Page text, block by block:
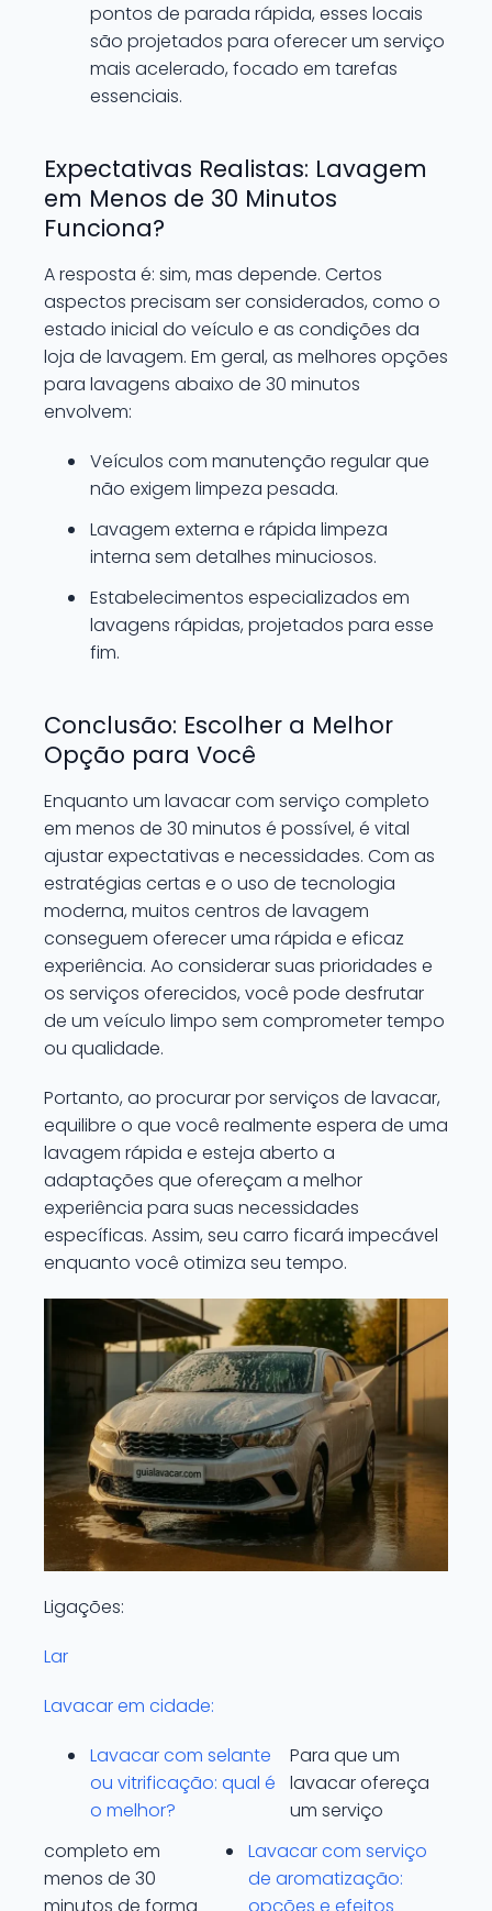
pontos de parada rápida, esses locais
são projetados para oferecer um serviço
mais acelerado, focado em tarefas
essenciais.
Expectativas Realistas: Lavagem
em Menos de 30 Minutos
Funciona?
A resposta é: sim, mas depende. Certos
aspectos precisam ser considerados, como o
estado inicial do veículo e as condições da
loja de lavagem. Em geral, as melhores opções
para lavagens abaixo de 30 minutos
envolvem:
Veículos com manutenção regular que
não exigem limpeza pesada.
Lavagem externa e rápida limpeza
interna sem detalhes minuciosos.
Estabelecimentos especializados em
lavagens rápidas, projetados para esse
fim.
Conclusão: Escolher a Melhor
Opção para Você
Enquanto um lavacar com serviço completo
em menos de 30 minutos é possível, é vital
ajustar expectativas e necessidades. Com as
estratégias certas e o uso de tecnologia
moderna, muitos centros de lavagem
conseguem oferecer uma rápida e eficaz
experiência. Ao considerar suas prioridades e
os serviços oferecidos, você pode desfrutar
de um veículo limpo sem comprometer tempo
ou qualidade.
Portanto, ao procurar por serviços de lavacar,
equilibre o que você realmente espera de uma
lavagem rápida e esteja aberto a
adaptações que ofereçam a melhor
experiência para suas necessidades
específicas. Assim, seu carro ficará impecável
enquanto você otimiza seu tempo.
Ligações:
Lar
Lavacar em cidade:
Lavacar com selante
ou vitrificação: qual é
o melhor?
Lavacar com serviço
de aromatização:
Para que um
lavacar ofereça
um serviço
completo em
menos de 30